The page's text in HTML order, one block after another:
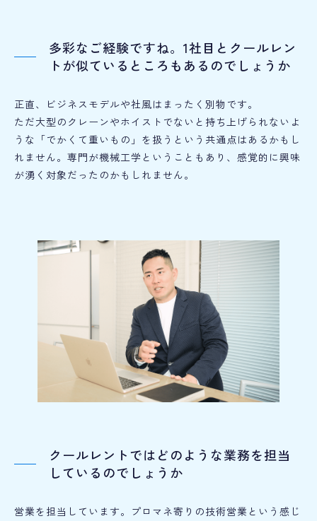
多彩なご経験ですね。1社目とクールレン
トが似ているところもあるのでしょうか
正直、ビジネスモデルや社風はまったく別物です。
ただ大型のクレーンやホイストでないと持ち上げられないよ
うな「でかくて重いもの」を扱うという共通点はあるかもし
れません。専門が機械工学ということもあり、感覚的に興味
が湧く対象だったのかもしれません。
クールレントではどのような業務を担当
しているのでしょうか
営業を担当しています。プロマネ寄りの技術営業という感じ